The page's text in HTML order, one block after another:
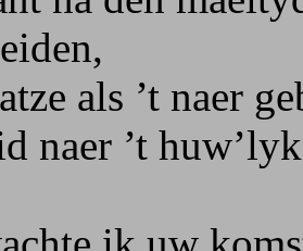
als ’t naer
naer ’t